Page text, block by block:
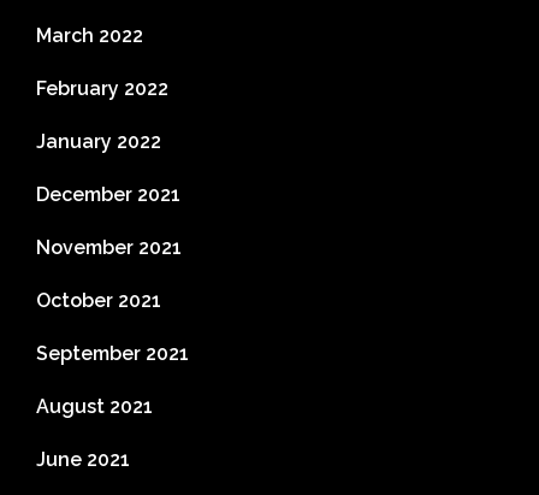
March 2022
February 2022
January 2022
December 2021
November 2021
October 2021
September 2021
August 2021
June 2021